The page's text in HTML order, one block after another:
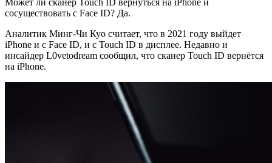
Может ли сканер Touch ID вернуться на iPhone и
сосуществовать с Face ID? Да.
Аналитик Минг-Чи Куо считает, что в 2021 году выйдет
iPhone и с Face ID, и с Touch ID в дисплее. Недавно и
инсайдер L0vetodream сообщил, что сканер Touch ID вернётся
на iPhone.